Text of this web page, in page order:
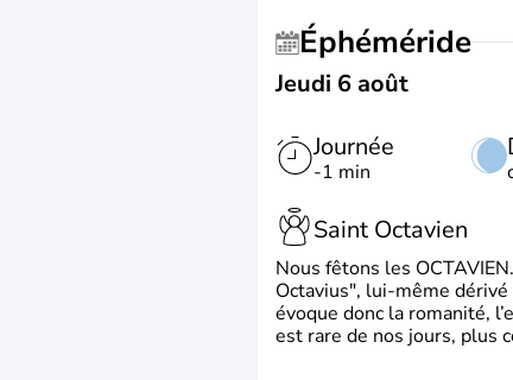
Éphéméride
Jeudi 6 août
Journée
-1 min
Saint Octavien
Nous fêtons les
Octavius", lui-même
évoque donc la romanité,
est rare de nos jours, plus